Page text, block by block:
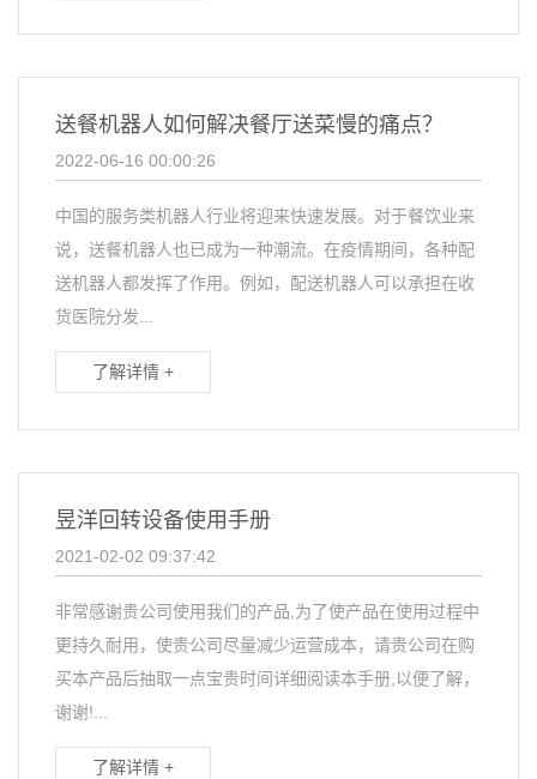
送餐机器人如何解决餐厅送菜慢的痛点？
2022-06-16 00:00:26
中国的服务类机器人行业将迎来快速发展。对于餐饮业来
说，送餐机器人也已成为一种潮流。在疫情期间，各种配
送机器人都发挥了作用。例如，配送机器人可以承担在收
货医院分发...
了解详情 +
昱洋回转设备使用手册
2021-02-02 09:37:42
非常感谢贵公司使用我们的产品,为了使产品在使用过程中
更持久耐用，使贵公司尽量减少运营成本，请贵公司在购
买本产品后抽取一点宝贵时间详细阅读本手册,以便了解，
谢谢!...
了解详情 +